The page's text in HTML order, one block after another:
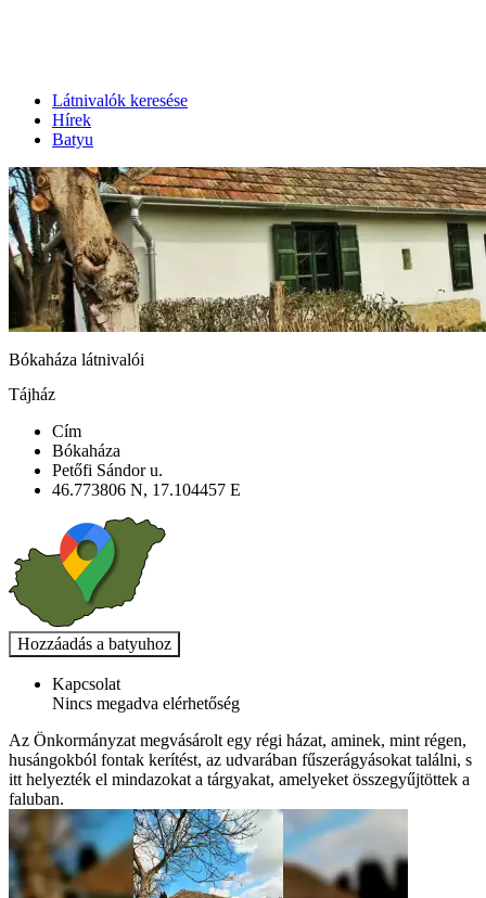
Látnivalók keresése
Hírek
Batyu
Bókaháza látnivalói
Tájház
Cím
Bókaháza
Petőfi Sándor u.
46.773806 N, 17.104457 E
Kapcsolat
Nincs megadva elérhetőség
Az Önkormányzat megvásárolt egy régi házat, aminek, mint régen,
husángokból fontak kerítést, az udvarában fűszerágyásokat találni, s
itt helyezték el mindazokat a tárgyakat, amelyeket összegyűjtöttek a
faluban.